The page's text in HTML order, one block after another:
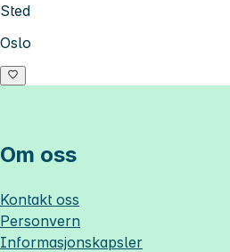
Sted
Oslo
Om oss
Kontakt oss
Personvern
Informasjonskapsler